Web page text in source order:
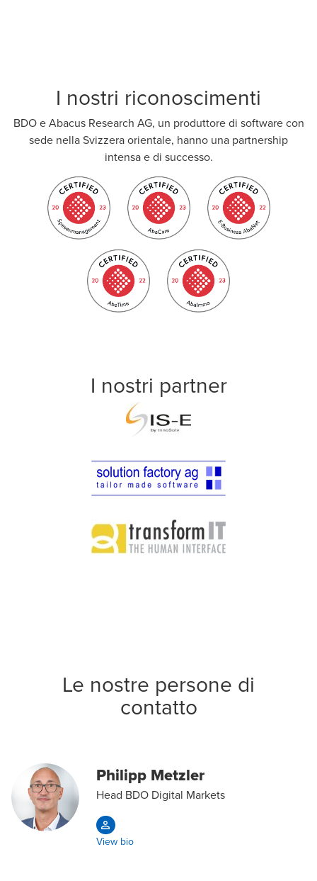
I nostri riconoscimenti
BDO e Abacus Research AG, un produttore di software con
sede nella Svizzera orientale, hanno una partnership
intensa e di successo.
I nostri partner
Le nostre persone di
contatto
Philipp Metzler
Head BDO Digital Markets
View bio